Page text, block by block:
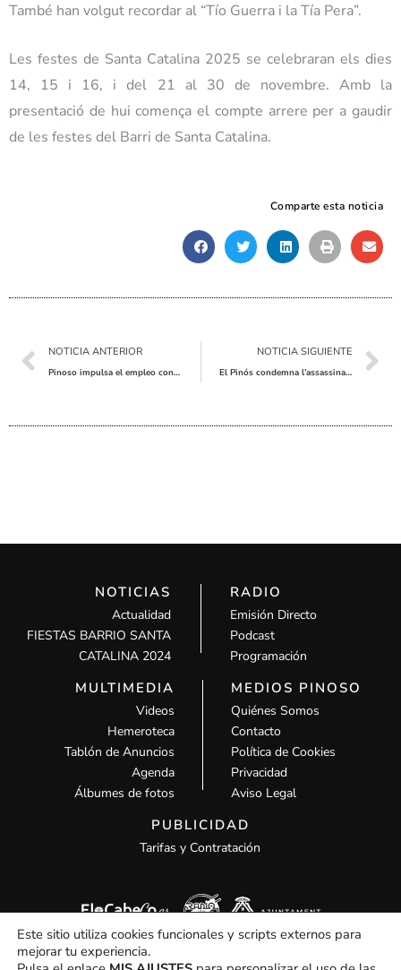
També han volgut recordar al “Tío Guerra i la Tía Pera”.
Les festes de Santa Catalina 2025 se celebraran els dies
14, 15 i 16, i del 21 al 30 de novembre. Amb la
presentació de hui comença el compte arrere per a gaudir
de les festes del Barri de Santa Catalina.
Comparte esta noticia
AntNOTICIA ANTERIOR
Pinoso impulsa el empleo con asesoramiento individualizado
NOTICIA SIGUIENTE
El Pinós condemna l’assassinat masclista a Alacant amb un emotiu minut de silenci
NOTICIAS
Actualidad
FIESTAS BARRIO SANTA
CATALINA 2024
RADIO
Emisión Directo
Podcast
Programación
MULTIMEDIA
Videos
Hemeroteca
Tablón de Anuncios
Agenda
Álbumes de fotos
MEDIOS PINOSO
Quiénes Somos
Contacto
Política de Cookies
Privacidad
Aviso Legal
PUBLICIDAD
Tarifas y Contratación
Este sitio utiliza cookies funcionales y scripts externos para
mejorar tu experiencia.